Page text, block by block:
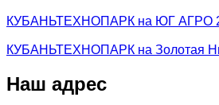
КУБАНЬТЕХНОПАРК на ЮГ АГРО
КУБАНЬТЕХНОПАРК на Золотая
Наш адрес